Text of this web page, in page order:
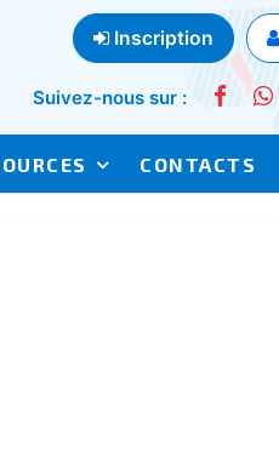
Inscription
Suivez-nous sur :
CONTACTS